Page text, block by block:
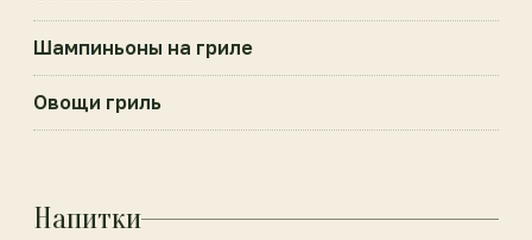
Шампиньоны на гриле
Овощи гриль
Напитки